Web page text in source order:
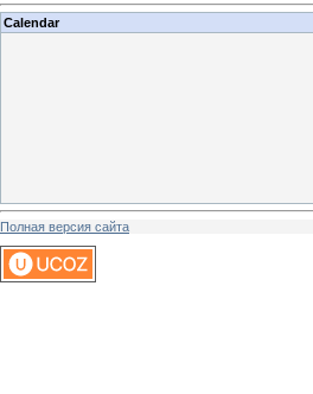
Calendar
Полная версия сайта